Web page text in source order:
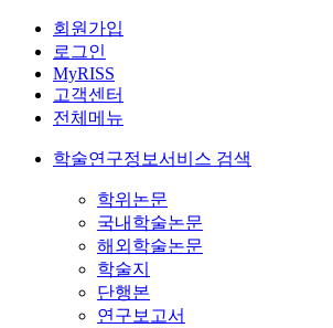
회원가입
로그인
MyRISS
고객센터
전체메뉴
학술연구정보서비스 검색
학위논문
국내학술논문
해외학술논문
학술지
단행본
연구보고서